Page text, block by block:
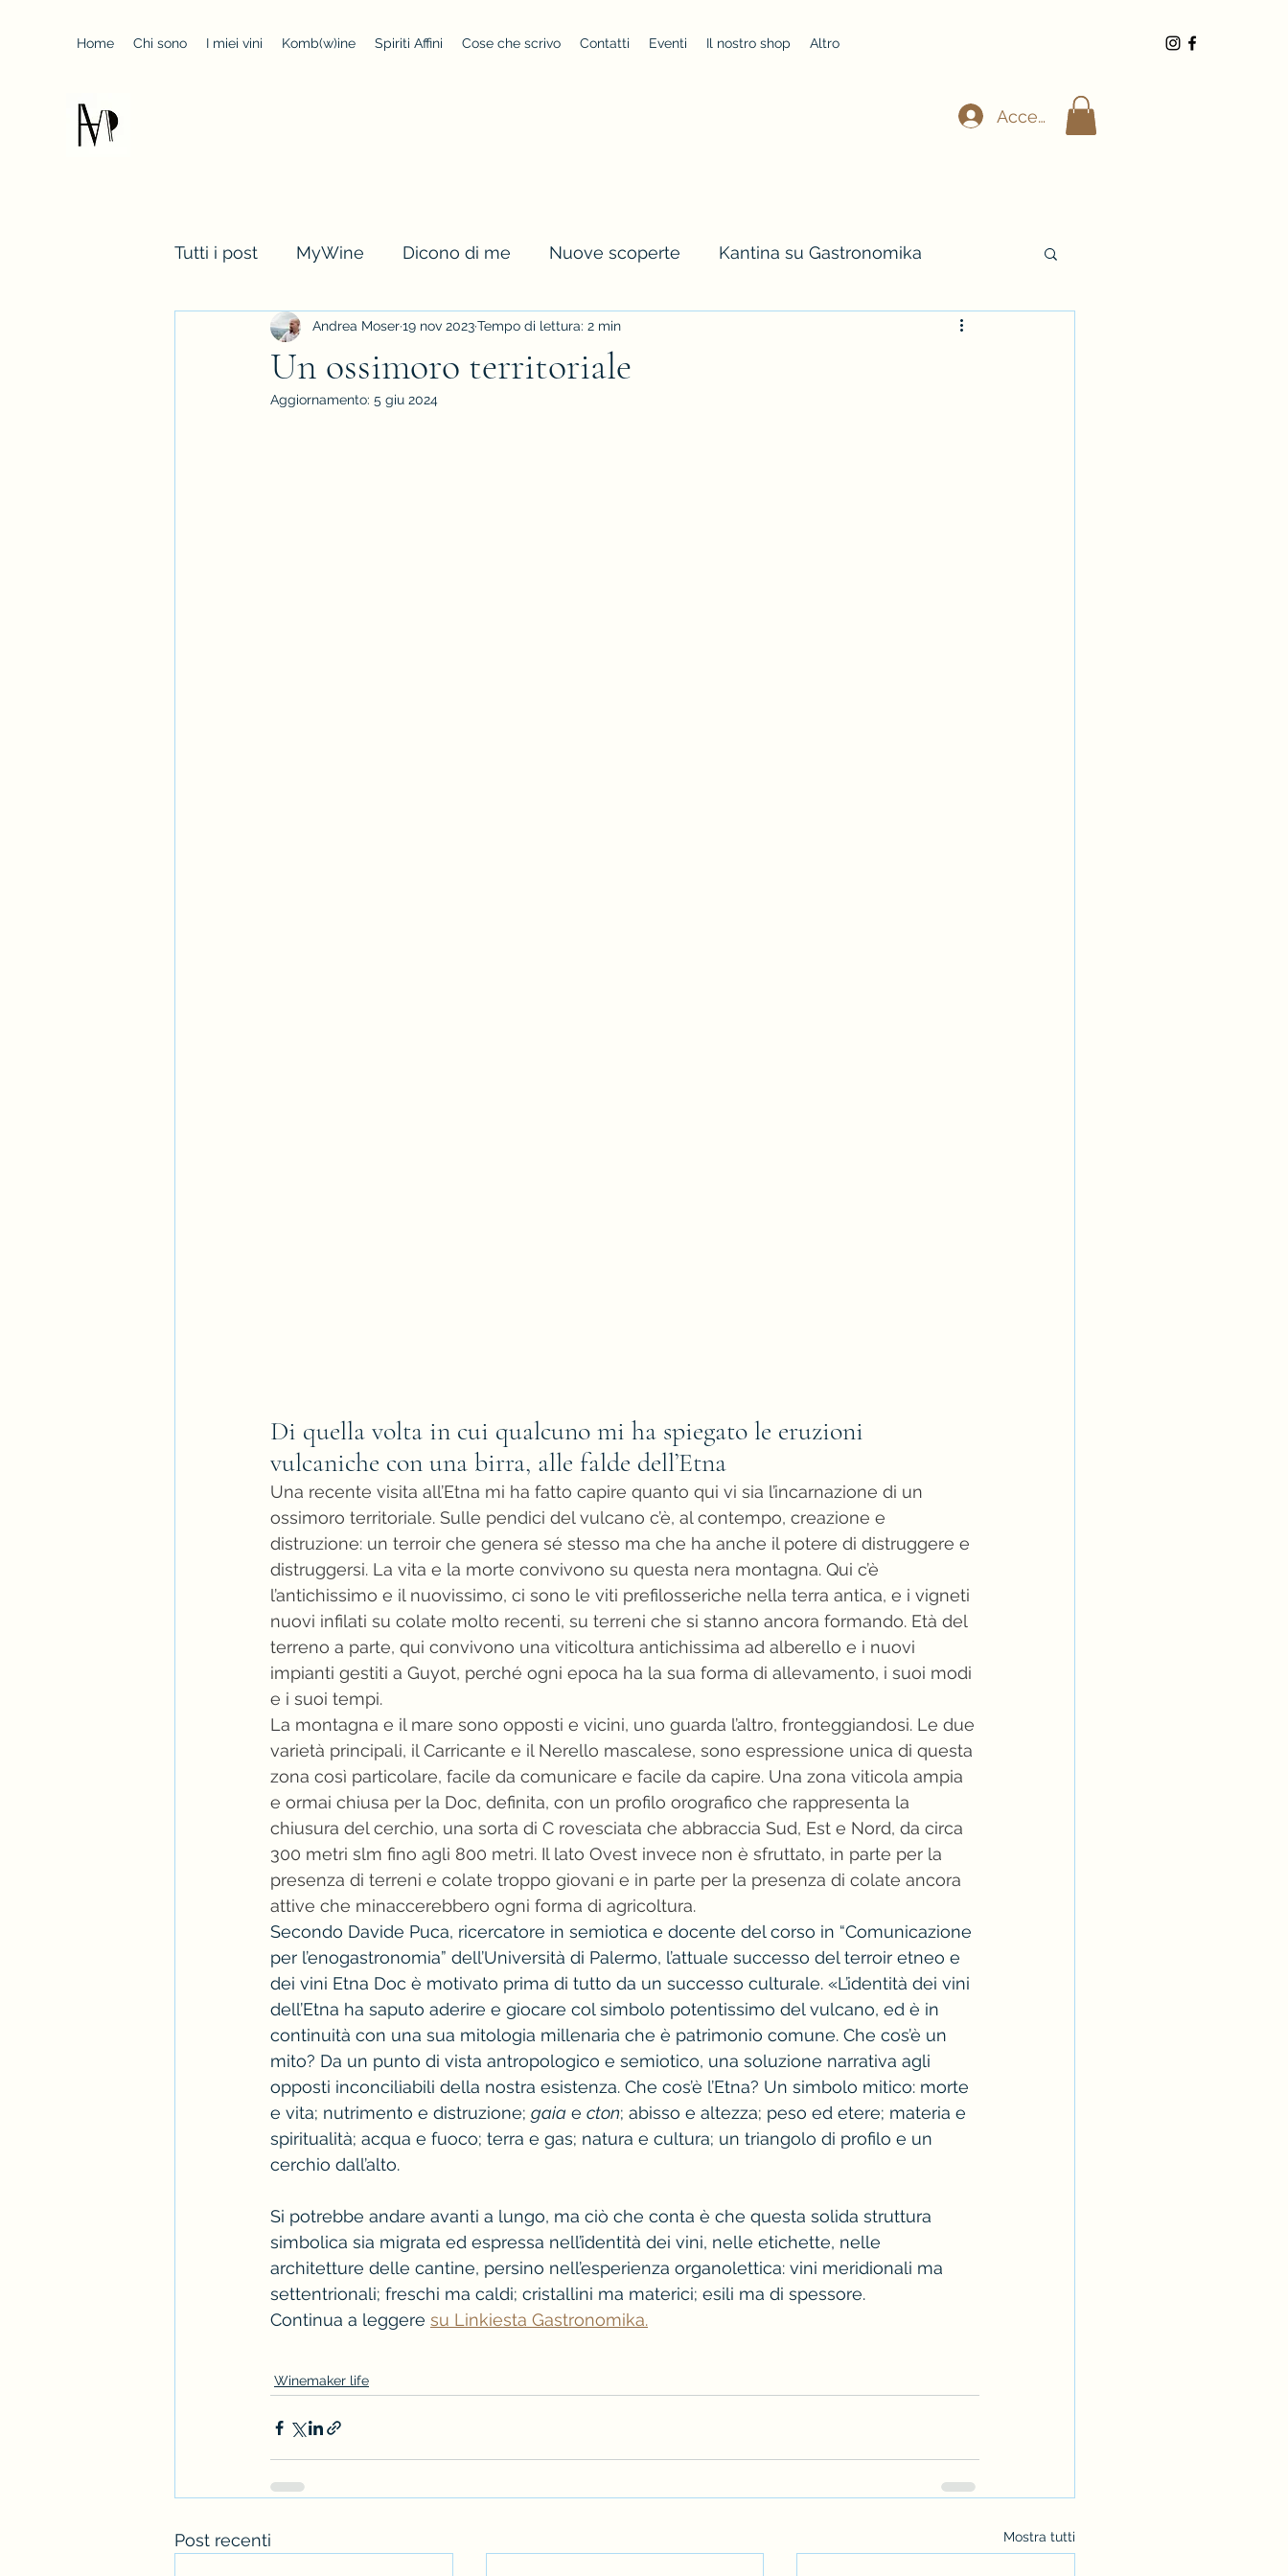
Home Chi sono I miei vini Komb(w)ine Spiriti Affini Cose che scrivo Contatti Eventi Il nostro shop Altro
Accedi
Tutti i post MyWine Dicono di me Nuove scoperte Kantina su Gastronomika
Winemaker life
Un ossimoro territoriale
Andrea Moser19 nov 2023Tempo di lettura: 2 min
Aggiornamento: 5 giu 2024
Di quella volta in cui qualcuno mi ha spiegato le eruzioni
vulcaniche con una birra, alle falde dell’Etna
Una recente visita all’Etna mi ha fatto capire quanto qui vi sia l’incarnazione di un
ossimoro territoriale. Sulle pendici del vulcano c’è, al contempo, creazione e
distruzione: un terroir che genera sé stesso ma che ha anche il potere di distruggere e
distruggersi. La vita e la morte convivono su questa nera montagna. Qui c’è
l’antichissimo e il nuovissimo, ci sono le viti prefilosseriche nella terra antica, e i vigneti
nuovi infilati su colate molto recenti, su terreni che si stanno ancora formando. Età del
terreno a parte, qui convivono una viticoltura antichissima ad alberello e i nuovi
impianti gestiti a Guyot, perché ogni epoca ha la sua forma di allevamento, i suoi modi
e i suoi tempi.
La montagna e il mare sono opposti e vicini, uno guarda l’altro, fronteggiandosi. Le due
varietà principali, il Carricante e il Nerello mascalese, sono espressione unica di questa
zona così particolare, facile da comunicare e facile da capire. Una zona viticola ampia
e ormai chiusa per la Doc, definita, con un profilo orografico che rappresenta la
chiusura del cerchio, una sorta di C rovesciata che abbraccia Sud, Est e Nord, da circa
300 metri slm fino agli 800 metri. Il lato Ovest invece non è sfruttato, in parte per la
presenza di terreni e colate troppo giovani e in parte per la presenza di colate ancora
attive che minaccerebbero ogni forma di agricoltura.
Secondo Davide Puca, ricercatore in semiotica e docente del corso in “Comunicazione
per l’enogastronomia” dell’Università di Palermo, l’attuale successo del terroir etneo e
dei vini Etna Doc è motivato prima di tutto da un successo culturale. «L’identità dei vini
dell’Etna ha saputo aderire e giocare col simbolo potentissimo del vulcano, ed è in
continuità con una sua mitologia millenaria che è patrimonio comune. Che cos’è un
mito? Da un punto di vista antropologico e semiotico, una soluzione narrativa agli
opposti inconciliabili della nostra esistenza. Che cos’è l’Etna? Un simbolo mitico: morte
e vita; nutrimento e distruzione; gaia e cton; abisso e altezza; peso ed etere; materia e
spiritualità; acqua e fuoco; terra e gas; natura e cultura; un triangolo di profilo e un
cerchio dall’alto.
Si potrebbe andare avanti a lungo, ma ciò che conta è che questa solida struttura
simbolica sia migrata ed espressa nell’identità dei vini, nelle etichette, nelle
architetture delle cantine, persino nell’esperienza organolettica: vini meridionali ma
settentrionali; freschi ma caldi; cristallini ma materici; esili ma di spessore.
Continua a leggere su Linkiesta Gastronomika.
Winemaker life
Post recenti Mostra tutti